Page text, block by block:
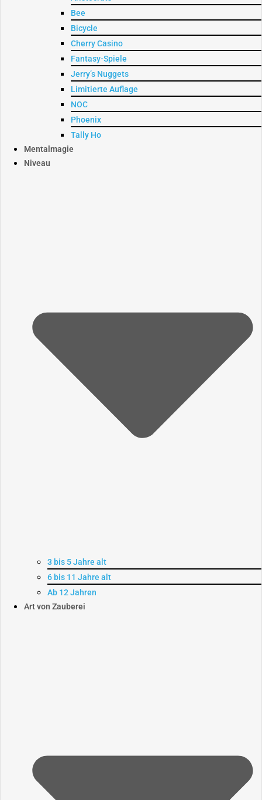
Bee
Bicycle
Cherry Casino
Fantasy-Spiele
Jerry’s Nuggets
Limitierte Auflage
NOC
Phoenix
Tally Ho
Mentalmagie
Niveau
3 bis 5 Jahre alt
6 bis 11 Jahre alt
Ab 12 Jahren
Art von Zauberei